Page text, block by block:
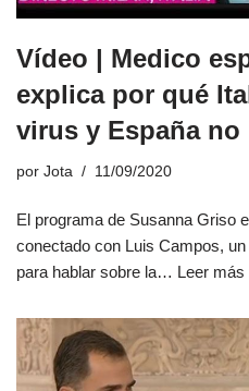
Vídeo | Medico
explica por qué
virus y España no
por Jota 11/09/2020
El programa de Susanna Griso
conectado con Luis Campos,
para hablar sobre la… Leer más